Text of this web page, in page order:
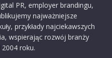
PR, employer brandingu,
najważniejsze
przykłady najciekawszych
wspierając rozwój branży
roku.